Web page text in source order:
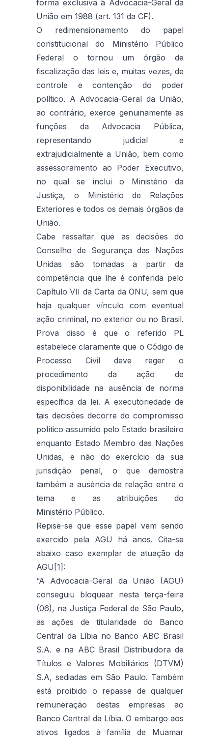
forma exclusiva à Advocacia-Geral da
União em 1988 (art. 131 da CF).
O redimensionamento do papel
constitucional do Ministério Público
Federal o tornou um órgão de
fiscalização das leis e, muitas vezes, de
controle e contenção do poder
político. A Advocacia-Geral da União,
ao contrário, exerce genuinamente as
funções da Advocacia Pública,
representando judicial e
extrajudicialmente a União, bem como
assessoramento ao Poder Executivo,
no qual se inclui o Ministério da
Justiça, o Ministério de Relações
Exteriores e todos os demais órgãos da
União.
Cabe ressaltar que as decisões do
Conselho de Segurança das Nações
Unidas são tomadas a partir da
competência que lhe é conferida pelo
Capítulo VII da Carta da ONU, sem que
haja qualquer vínculo com eventual
ação criminal, no exterior ou no Brasil.
Prova disso é que o referido PL
estabelece claramente que o Código de
Processo Civil deve reger o
procedimento da ação de
disponibilidade na ausência de norma
específica da lei. A executoriedade de
tais decisões decorre do compromisso
político assumido pelo Estado brasileiro
enquanto Estado Membro das Nações
Unidas, e não do exercício da sua
jurisdição penal, o que demostra
também a ausência de relação entre o
tema e as atribuições do
Ministério Público.
Repise-se que esse papel vem sendo
exercido pela AGU há anos. Cita-se
abaixo caso exemplar de atuação da
AGU[1]:
“A Advocacia-Geral da União (AGU)
conseguiu bloquear nesta terça-feira
(06), na Justiça Federal de São Paulo,
as ações de titularidade do Banco
Central da Líbia no Banco ABC Brasil
S.A. e na ABC Brasil Distribuidora de
Títulos e Valores Mobiliários (DTVM)
S.A, sediadas em São Paulo. Também
está proibido o repasse de qualquer
remuneração destas empresas ao
Banco Central da Líbia. O embargo aos
ativos ligados à família de Muamar